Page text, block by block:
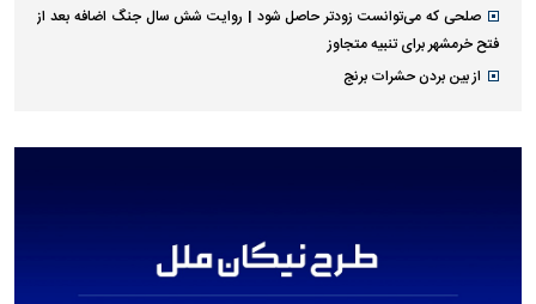
صلحی که می‌توانست زودتر حاصل شود | روایت شش سال جنگ اضافه بعد از
فتح خرمشهر برای تنبیه متجاوز
از بین بردن حشرات برنج